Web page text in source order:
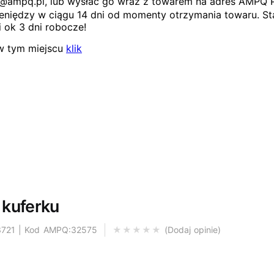
w ciągu 14 dni od momenty otrzymania towaru.
ok 3 dni robocze!
tym miejscu klik
Dodaj opinie
| Kod AMPQ:32575